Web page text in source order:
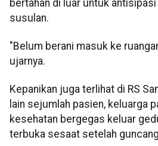
bertahan di luar untuk
susulan.
"Belum berani masuk ke
ujarnya.
Kepanikan juga terlihat di RS
lain sejumlah pasien, keluarga
kesehatan bergegas keluar
terbuka sesaat setelah